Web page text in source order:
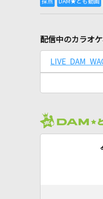
配信中のカラオ
LIVE DAM